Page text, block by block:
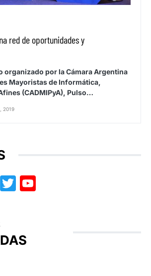
red de oportunidades y
organizado por la Cámara Argentina
Mayoristas de Informática,
(CADMIPyA), Pulso…
2019
LinkedIn
Twitter